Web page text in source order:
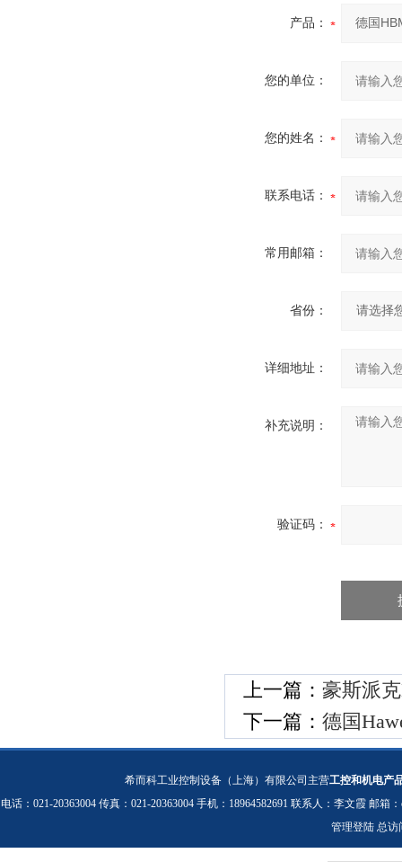
产品：
您的单位：
您的姓名：
联系电话：
常用邮箱：
省份：
详细地址：
补充说明：
验证码：
上一篇： 豪斯派
下一篇： 德国
希而科工业控制设备（上海）有限公司主营工控和机电产
电话：021-20363004 传真：021-20363004 手机：18964582691 联系人：李文霞 邮箱：
管理登陆 总访